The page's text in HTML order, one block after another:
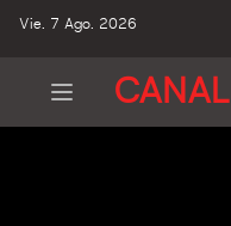
Vie. 7 Ago. 2026
CANAL